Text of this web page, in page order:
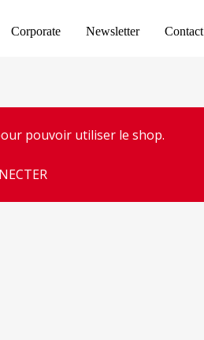
Corporate Newsletter Contact
pouvoir utiliser le shop.